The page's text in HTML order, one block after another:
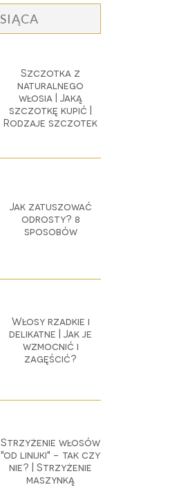
Szczotka z
naturalnego
włosia | Jaką
szczotkę kupić |
Rodzaje szczotek
Jak zatuszować
odrosty? 8
sposobów
Włosy rzadkie i
delikatne | Jak je
wzmocnić i
zagęścić?
Strzyżenie włosów
"od linijki" - tak czy
nie? | Strzyżenie
maszynką